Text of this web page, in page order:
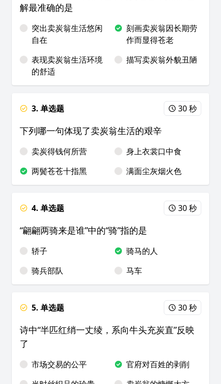
解最准确的是
突出卖炭翁生活悠闲
自在
刻画卖炭翁因长期劳
作而显得苍老
表现卖炭翁生活环境
的舒适
描写卖炭翁外貌丑陋
3. 单选题 30 秒
下列哪一句体现了卖炭翁生活的艰辛
卖炭得钱何所营
身上衣裳口中食
两鬓苍苍十指黑
满面尘灰烟火色
4. 单选题 30 秒
“翩翩两骑来是谁”中的“骑”指的是
轿子
骑马的人
骑兵部队
马车
5. 单选题 30 秒
诗中“半匹红绡一丈绫，系向牛头充炭直”反映
了
市场交易的公平
官府对百姓的剥削